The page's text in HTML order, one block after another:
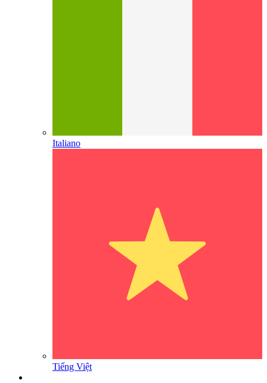
Italiano
Tiếng Việt